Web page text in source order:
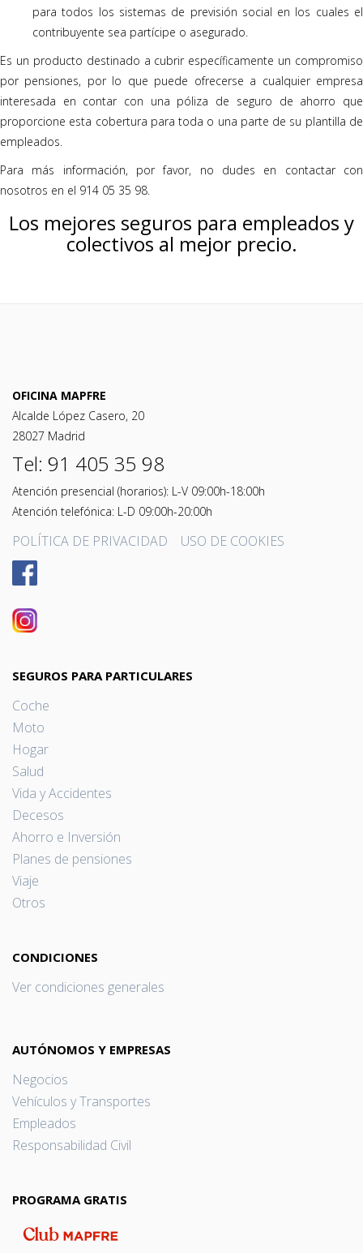
para todos los sistemas de previsión social en los cuales el
contribuyente sea partícipe o asegurado.
Es un producto destinado a cubrir específicamente un compromiso
por pensiones, por lo que puede ofrecerse a cualquier empresa
interesada en contar con una póliza de seguro de ahorro que
proporcione esta cobertura para toda o una parte de su plantilla de
empleados.
Para más información, por favor, no dudes en contactar con
nosotros en el 914 05 35 98.
Los mejores seguros para empleados y
colectivos al mejor precio.
OFICINA MAPFRE
Alcalde López Casero, 20
28027 Madrid
Tel: 91 405 35 98
Atención presencial (horarios): L-V 09:00h-18:00h
Atención telefónica: L-D 09:00h-20:00h
POLÍTICA DE PRIVACIDAD USO DE COOKIES
SEGUROS PARA PARTICULARES
Coche
Moto
Hogar
Salud
Vida y Accidentes
Decesos
Ahorro e Inversión
Planes de pensiones
Viaje
Otros
CONDICIONES
Ver condiciones generales
AUTÓNOMOS Y EMPRESAS
Negocios
Vehículos y Transportes
Empleados
Responsabilidad Civil
PROGRAMA GRATIS